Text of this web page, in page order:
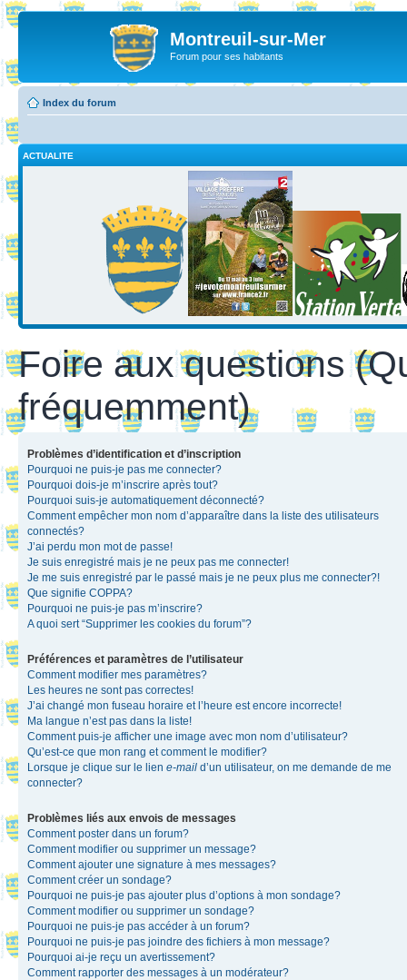
Montreuil-sur-Mer
Forum pour ses habitants
Index du forum
ACTUALITE
Foire aux questions
fréquemment)
Problèmes d’identification et d’inscription
Pourquoi ne puis-je pas me connecter?
Pourquoi dois-je m’inscrire après tout?
Pourquoi suis-je automatiquement déconnecté?
Comment empêcher mon nom d’apparaître dans la liste des utilisateurs
connectés?
J’ai perdu mon mot de passe!
Je suis enregistré mais je ne peux pas me connecter!
Je me suis enregistré par le passé mais je ne peux plus me connecter?!
Que signifie COPPA?
Pourquoi ne puis-je pas m’inscrire?
A quoi sert “Supprimer les cookies du forum”?
Préférences et paramètres de l’utilisateur
Comment modifier mes paramètres?
Les heures ne sont pas correctes!
J’ai changé mon fuseau horaire et l’heure est encore incorrecte!
Ma langue n’est pas dans la liste!
Comment puis-je afficher une image avec mon nom d’utilisateur?
Qu’est-ce que mon rang et comment le modifier?
Lorsque je clique sur le lien e-mail d’un utilisateur, on me demande de me
connecter?
Problèmes liés aux envois de messages
Comment poster dans un forum?
Comment modifier ou supprimer un message?
Comment ajouter une signature à mes messages?
Comment créer un sondage?
Pourquoi ne puis-je pas ajouter plus d’options à mon sondage?
Comment modifier ou supprimer un sondage?
Pourquoi ne puis-je pas accéder à un forum?
Pourquoi ne puis-je pas joindre des fichiers à mon message?
Pourquoi ai-je reçu un avertissement?
Comment rapporter des messages à un modérateur?